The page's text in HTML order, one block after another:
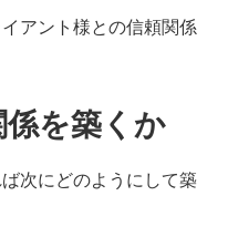
アント様との信頼関係
を築くか
次にどのようにして築